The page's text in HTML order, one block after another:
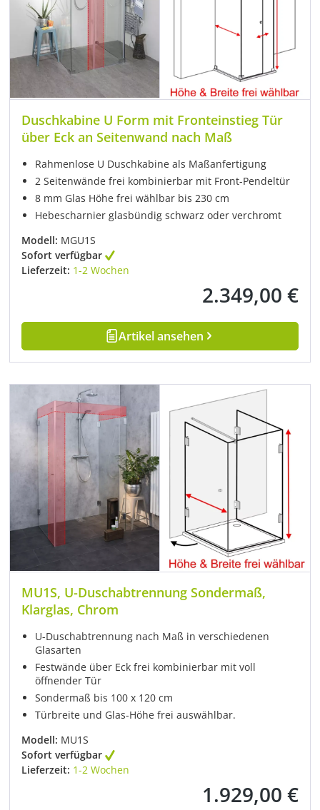
Duschkabine U Form mit Fronteinstieg Tür
über Eck an Seitenwand nach Maß
Rahmenlose U Duschkabine als Maßanfertigung
2 Seitenwände frei kombinierbar mit Front-Pendeltür
8 mm Glas Höhe frei wählbar bis 230 cm
Hebescharnier glasbündig schwarz oder verchromt
Modell: MGU1S
Sofort verfügbar
Lieferzeit: 1-2 Wochen
Regulärer Preis:
2.349,00 €
Artikel ansehen
MU1S, U-Duschabtrennung Sondermaß,
Klarglas, Chrom
U-Duschabtrennung nach Maß in verschiedenen
Glasarten
Festwände über Eck frei kombinierbar mit voll
öffnender Tür
Sondermaß bis 100 x 120 cm
Türbreite und Glas-Höhe frei auswählbar.
Modell: MU1S
Sofort verfügbar
Lieferzeit: 1-2 Wochen
Regulärer Preis:
1.929,00 €